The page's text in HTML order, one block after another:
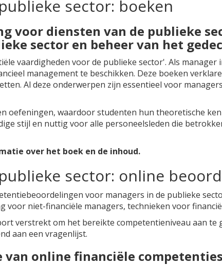
sector: boeken
voor diensten van de publieke
sector en beheer van het
vaardigheden voor de publieke sector'. Als
management te beschikken. Deze boeken
Al deze onderwerpen zijn essentieel voor
oefeningen, waardoor studenten hun theoretische
stijl en nuttig voor alle personeelsleden die
over het boek en de inhoud.
sector: online
voor managers in de publieke
voor niet-financiële managers, technieken voor
verstrekt om het bereikte competentieniveau aan te
aan een vragenlijst.
online financiële competenties